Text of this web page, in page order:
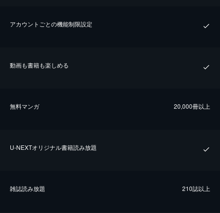
アカウントごとの機能制限設定
動画も書籍も楽しめる
無料マンガ 20,000冊以上
U-NEXTオリジナル書籍読み放題
雑誌読み放題 210誌以上